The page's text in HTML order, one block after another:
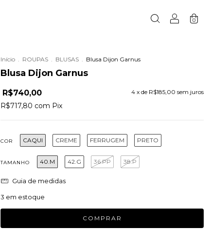
0
Início ROUPAS BLUSAS Blusa Dijon Garnus
Blusa Dijon Garnus
R$740,00 4 x de R$185,00 sem juros
R$717,80 com Pix
COR CAQUI CREME FERRUGEM PRETO
TAMANHO 40.M 42.G 36.PP 38.P
Guia de medidas
3 em estoque